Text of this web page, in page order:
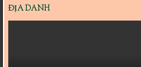
ĐỊA DANH